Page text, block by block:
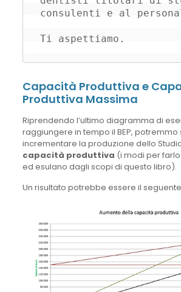
consulenti e al
Ti aspettiamo.
Capacità Produttiva e
Produttiva Massima
Riprendendo l’ultimo diagramma di
raggiungere in tempo il BEP,
incrementare la produzione dello
capacità produttiva (i modi per
ed esulano dagli scopi di questo libro).
Un risultato potrebbe essere il